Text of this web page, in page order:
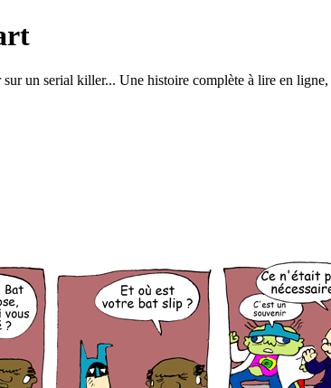
un serial killer... Une histoire complète à lire en